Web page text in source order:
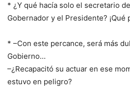
* ¿Y qué hacía solo el secretario
Gobernador y el Presidente? ¡Qué
* –Con este percance, será más
Gobierno…
–¿Recapacitó su actuar en ese
estuvo en peligro?